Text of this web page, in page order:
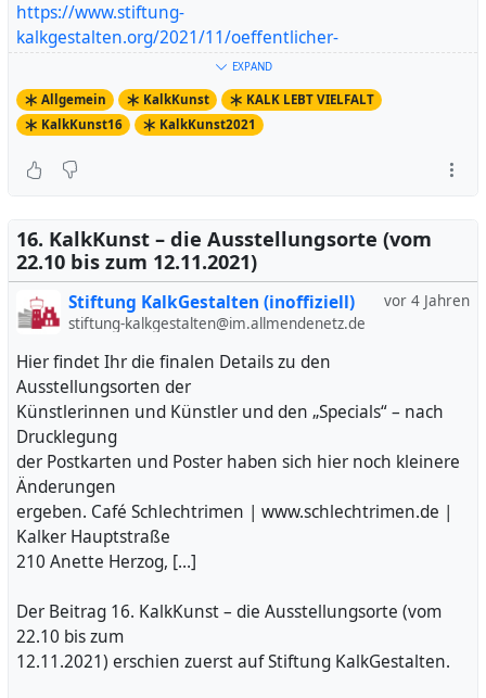
https://www.stiftung-
kalkgestalten.org/2021/11/oeffentlicher-
kunstspaziergang-der-16-kalkkunst-am-dienstag-2-
november-2021-um-14-00-uhr/
Artikel ansehen
EXPAND
Allgemein KalkKunst
KALK LEBT VIELFALT
KalkKunst16
KalkKunst2021
16. KalkKunst – die Ausstellungsorte (vom
22.10 bis zum 12.11.2021)
vor 4 Jahren
Stiftung KalkGestalten (inoffiziell)
stiftung-kalkgestalten@im.allmendenetz.de
Hier findet Ihr die finalen Details zu den
Ausstellungsorten der
Künstlerinnen und Künstler und den „Specials“ – nach
Drucklegung
der Postkarten und Poster haben sich hier noch kleinere
Änderungen
ergeben. Café Schlechtrimen | www.schlechtrimen.de |
Kalker Hauptstraße
210 Anette Herzog, […]
Der Beitrag 16. KalkKunst – die Ausstellungsorte (vom
22.10 bis zum
12.11.2021) erschien zuerst auf Stiftung KalkGestalten.